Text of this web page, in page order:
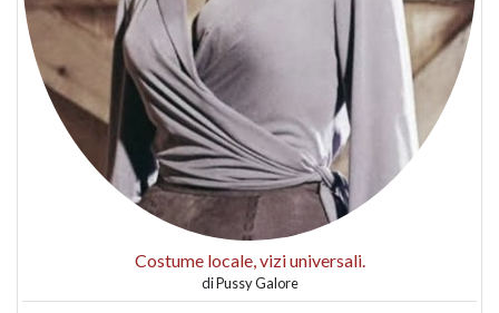
Costume locale, vizi universali.
diPussy Galore